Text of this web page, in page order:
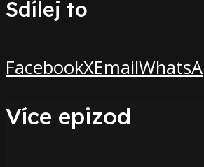
Sdílej to
FacebookXEmail
Více epizod